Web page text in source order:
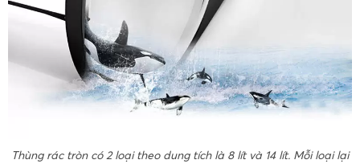
Thùng rác tròn có 2 loại theo dung tích là 8 lít và 14 lít. Mỗi loại lại